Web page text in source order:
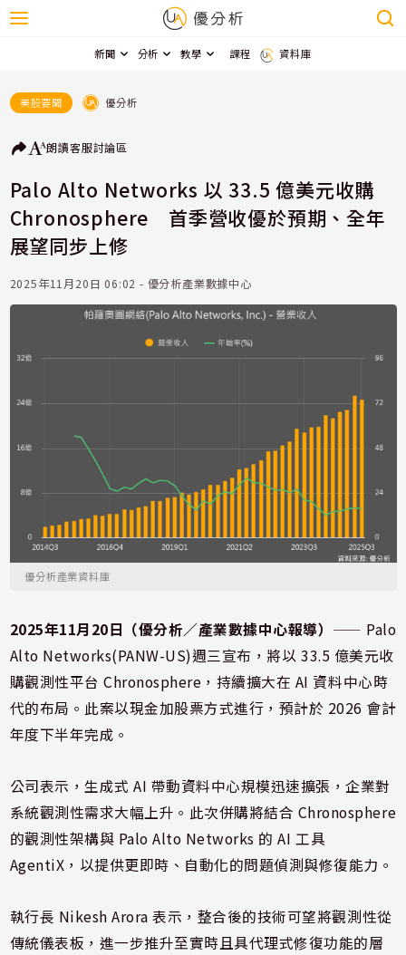
新聞 分析 教學 課程 資料庫
美股要聞 優分析
朗讀客服討論區
Palo Alto Networks 以 33.5 億美元收購
Chronosphere 首季營收優於預期、全年
展望同步上修
2025年11月20日 06:02 - 優分析產業數據中心
優分析產業資料庫
2025年11月20日（優分析／產業數據中心報導） ⸺ Palo
Alto Networks(PANW-US)週三宣布，將以 33.5 億美元收
購觀測性平台 Chronosphere，持續擴大在 AI 資料中心時
代的布局。此案以現金加股票方式進行，預計於 2026 會計
年度下半年完成。
公司表示，生成式 AI 帶動資料中心規模迅速擴張，企業對
系統觀測性需求大幅上升。此次併購將結合 Chronosphere
的觀測性架構與 Palo Alto Networks 的 AI 工具
AgentiX，以提供更即時、自動化的問題偵測與修復能力。
執行長 Nikesh Arora 表示，整合後的技術可望將觀測性從
傳統儀表板，進一步推升至實時且具代理式修復功能的層